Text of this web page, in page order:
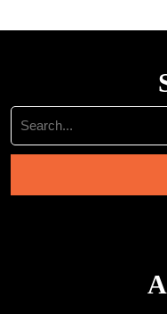
Search
for: